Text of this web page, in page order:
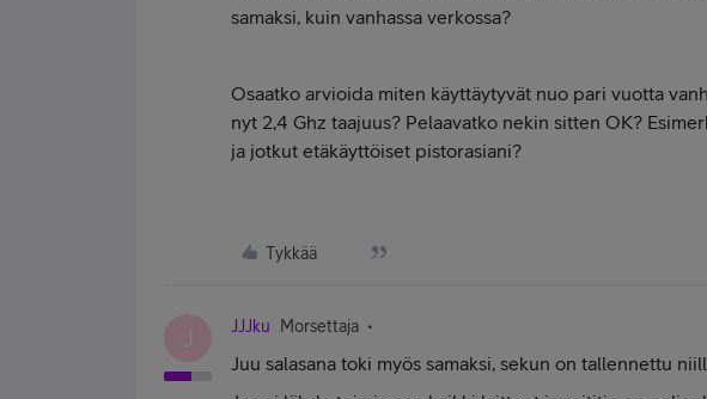
samaksi, kuin vanhassa verkossa?
Osaatko arvioida miten käyttäytyvät nuo pari vuotta
nyt 2,4 Ghz taajuus? Pelaavatko nekin sitten OK?
ja jotkut etäkäyttöiset pistorasiani?
Tykkää
J JJJku Morsettaja
Juu salasana toki myös samaksi, sekun on tallennettu